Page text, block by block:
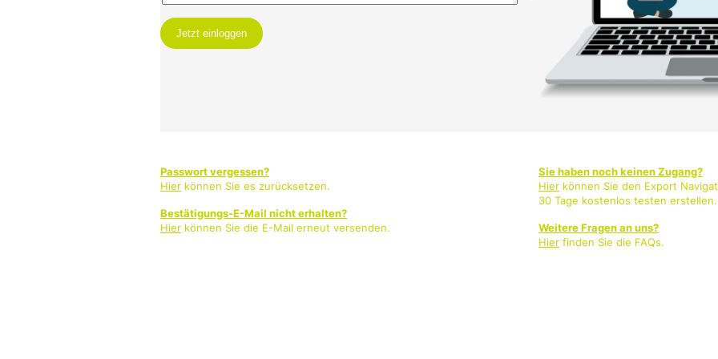
Passwort vergessen?
Hier können Sie es zurücksetzen.
Bestätigungs-E-Mail nicht erhalten?
Hier können Sie die E-Mail erneut versenden.
Sie haben noch keinen Zugang?
Hier können Sie den Export
30 Tage kostenlos testen erstellen.
Weitere Fragen an uns?
Hier finden Sie die FAQs.